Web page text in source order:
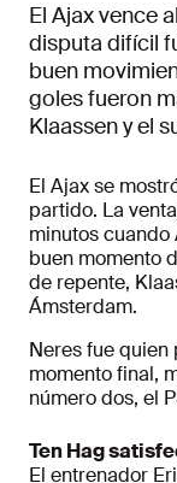
El Ajax vence
disputa difícil
buen
goles fueron
Klaassen y el
El Ajax se
partido. La
minutos cuando
buen momento
de repente,
Ámsterdam.
Neres fue quien
momento final,
número dos, el
Ten Hag
El entrenador